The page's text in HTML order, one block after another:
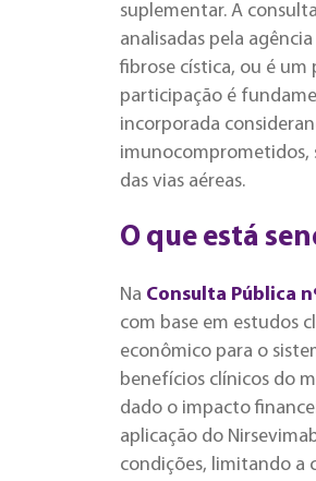
suplementar. A
analisadas pela
fibrose cística, ou é um
participação é
incorporada
imunocomprometidos,
das vias aéreas.
O que está
Na Consulta Pública
com base em estudos
econômico para o
benefícios clínicos do
dado o impacto
aplicação do
condições, limitando a